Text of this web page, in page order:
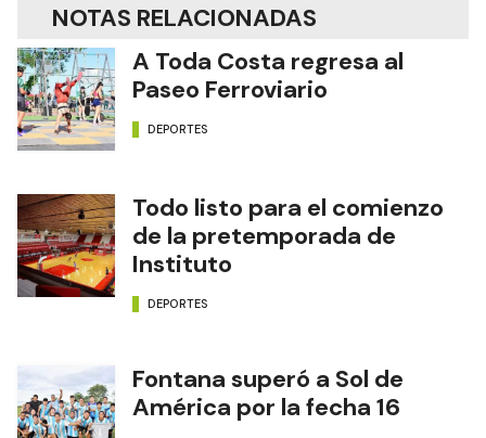
NOTAS RELACIONADAS
A Toda Costa regresa al
Paseo Ferroviario
DEPORTES
Todo listo para el comienzo
de la pretemporada de
Instituto
DEPORTES
Fontana superó a Sol de
América por la fecha 16